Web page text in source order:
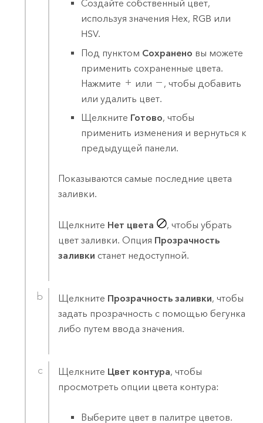
Создайте собственный цвет,
используя значения Hex, RGB или
HSV.
Под пунктом Сохранено вы можете
применить сохраненные цвета.
Нажмите
или
, чтобы добавить
или удалить цвет.
Щелкните Готово, чтобы
применить изменения и вернуться к
предыдущей панели.
Показываются самые последние цвета
заливки.
Щелкните Нет цвета
, чтобы убрать
цвет заливки. Опция Прозрачность
заливки станет недоступной.
Щелкните Прозрачность заливки, чтобы
задать прозрачность с помощью бегунка
либо путем ввода значения.
Щелкните Цвет контура, чтобы
просмотреть опции цвета контура:
Выберите цвет в палитре цветов.